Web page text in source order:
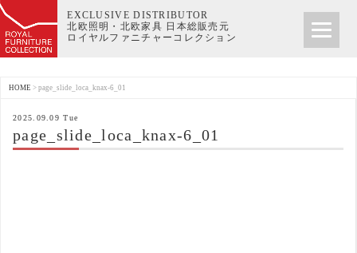
EXCLUSIVE DISTRIBUTOR
北欧照明・北欧家具 日本総販売元
ロイヤルファニチャーコレクション
HOME > page_slide_loca_knax-6_01
2025.09.09 Tue
page_slide_loca_knax-6_01